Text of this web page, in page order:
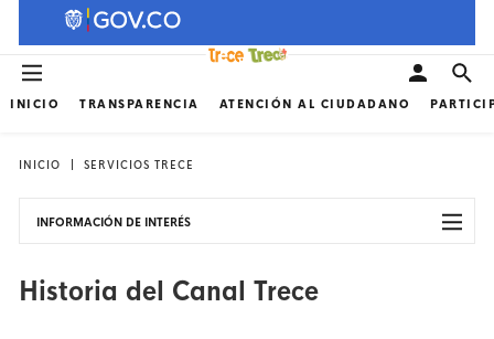
INICIO TRANSPARENCIA ATENCIÓN AL CIUDADANO
INICIO SERVICIOS TRECE
INFORMACIÓN DE INTERÉS
Historia del Canal Trece